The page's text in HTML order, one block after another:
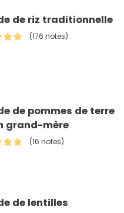
de riz traditionnelle
(176 notes)
de pommes de terre
grand-mère
(16 notes)
de lentilles